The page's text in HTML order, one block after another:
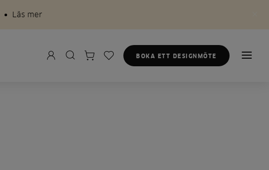
Läs mer
BOKA ETT DESIGNMÖTE